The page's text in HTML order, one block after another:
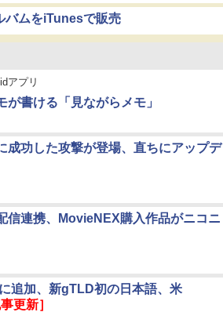
バムをiTunesで販売
アプリ
書ける「見ながらメモ」
成功した攻撃が登場、直ちにアップデ
信連携、MovieNEX購入作品がニコニ
追加、新gTLD初の日本語、米
事更新］